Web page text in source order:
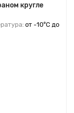
кругле
от -10°C до